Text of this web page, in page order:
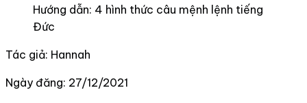
Hướng dẫn: 4 hình thức câu mệnh lệnh tiếng
Đức
Tác giả: Hannah
Ngày đăng: 27/12/2021